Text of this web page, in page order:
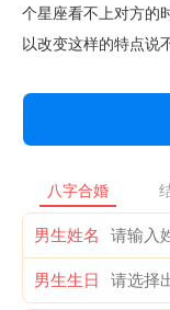
个星座看不上对方的
以改变这样的特点说
八字合婚
男生姓名
男生生日